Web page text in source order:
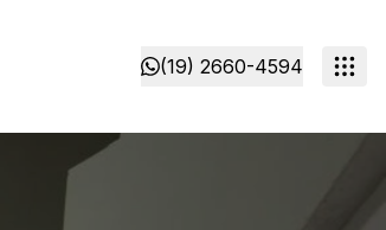
(19) 2660-4594